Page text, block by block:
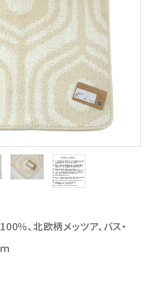
％、北欧柄メッツア、バス・